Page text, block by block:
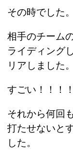
その時でした。
相手のチーム
ライディング
リアしました。
すごい！！！！
それから何回
打たせないと
した。